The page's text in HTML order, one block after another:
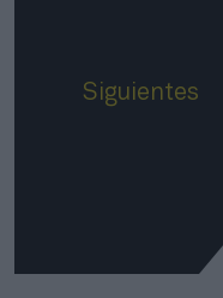
Siguientes